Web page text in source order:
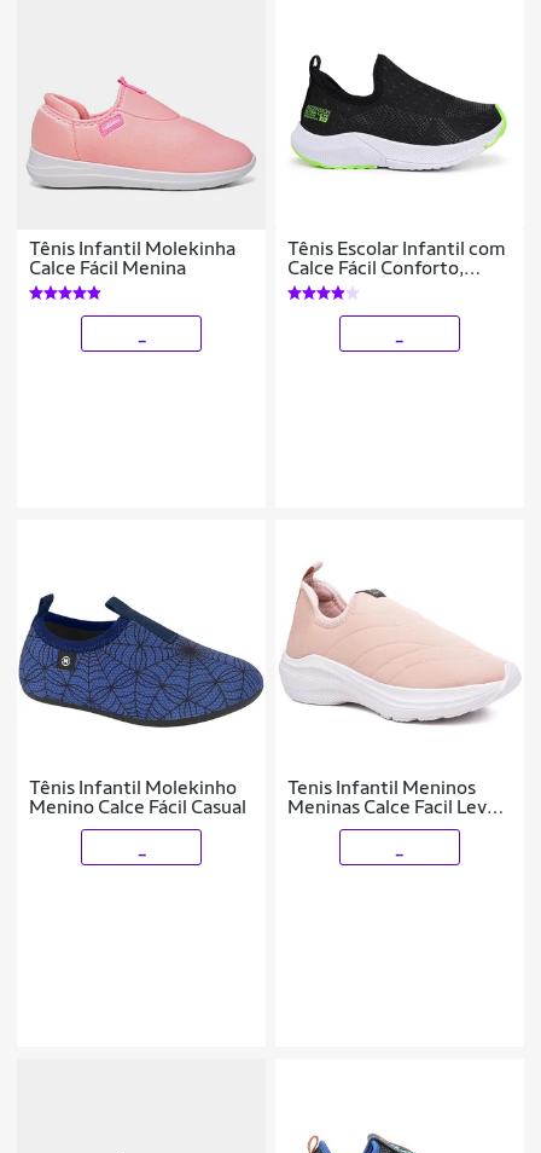
Tênis Infantil Molekinha
Calce Fácil Menina
Tênis Escolar Infantil com
Calce Fácil Conforto,
Liberdade e Autonomia
para o seu Filho
Tênis Infantil Molekinho
Menino Calce Fácil Casual
Tenis Infantil Meninos
Meninas Calce Facil Leve
Tipo Meia